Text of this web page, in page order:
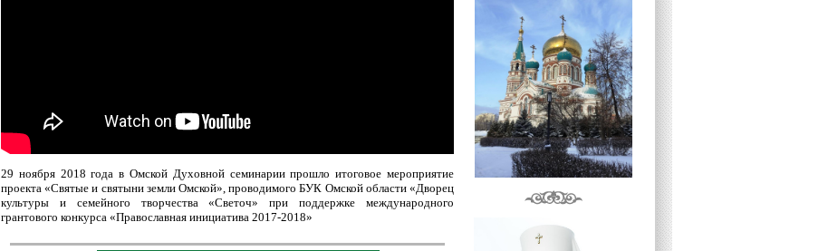
29 ноября 2018 года в Омской Духовной семинарии прошло итоговое мероприятие
проекта «Святые и святыни земли Омской», проводимого БУК Омской области «Дворец
культуры и семейного творчества «Светоч» при поддержке международного
грантового конкурса «Православная инициатива 2017-2018»